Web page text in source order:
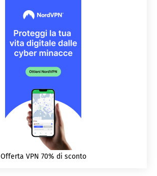
Offerta VPN 70% di sconto